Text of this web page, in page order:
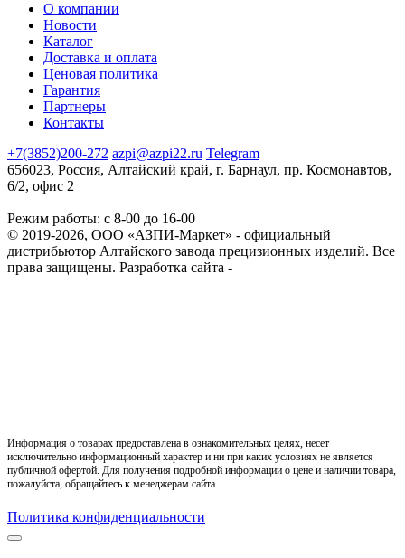
О компании
Новости
Каталог
Доставка и оплата
Ценовая политика
Гарантия
Партнеры
Контакты
+7(3852)200-272 azpi@azpi22.ru Telegram
656023, Россия, Алтайский край, г. Барнаул, пр. Космонавтов,
6/2, офис 2
Режим работы: с 8-00 до 16-00
© 2019-2026, ООО «АЗПИ-Маркет» - официальный
дистрибьютор Алтайского завода прецизионных изделий. Все
права защищены. Разработка сайта -
Информация о товарах предоставлена в ознакомительных целях, несет
исключительно информационный характер и ни при каких условиях не является
публичной офертой. Для получения подробной информации о цене и наличии товара,
пожалуйста, обращайтесь к менеджерам сайта.
Политика конфиденциальности